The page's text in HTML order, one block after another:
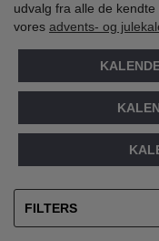
udvalg fra alle de
vores advents- og
FILTERS